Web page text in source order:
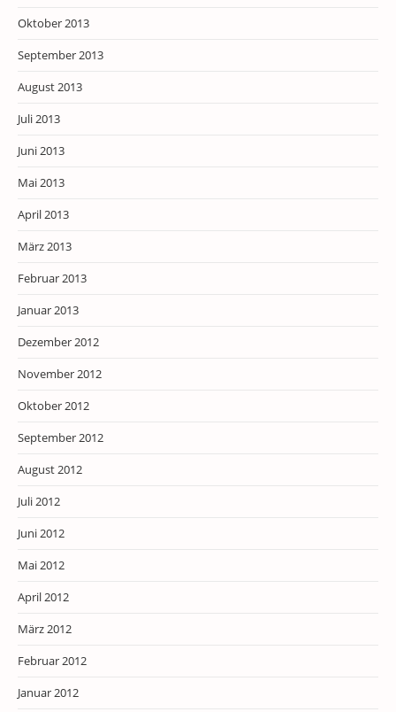
Oktober 2013
September 2013
August 2013
Juli 2013
Juni 2013
Mai 2013
April 2013
März 2013
Februar 2013
Januar 2013
Dezember 2012
November 2012
Oktober 2012
September 2012
August 2012
Juli 2012
Juni 2012
Mai 2012
April 2012
März 2012
Februar 2012
Januar 2012